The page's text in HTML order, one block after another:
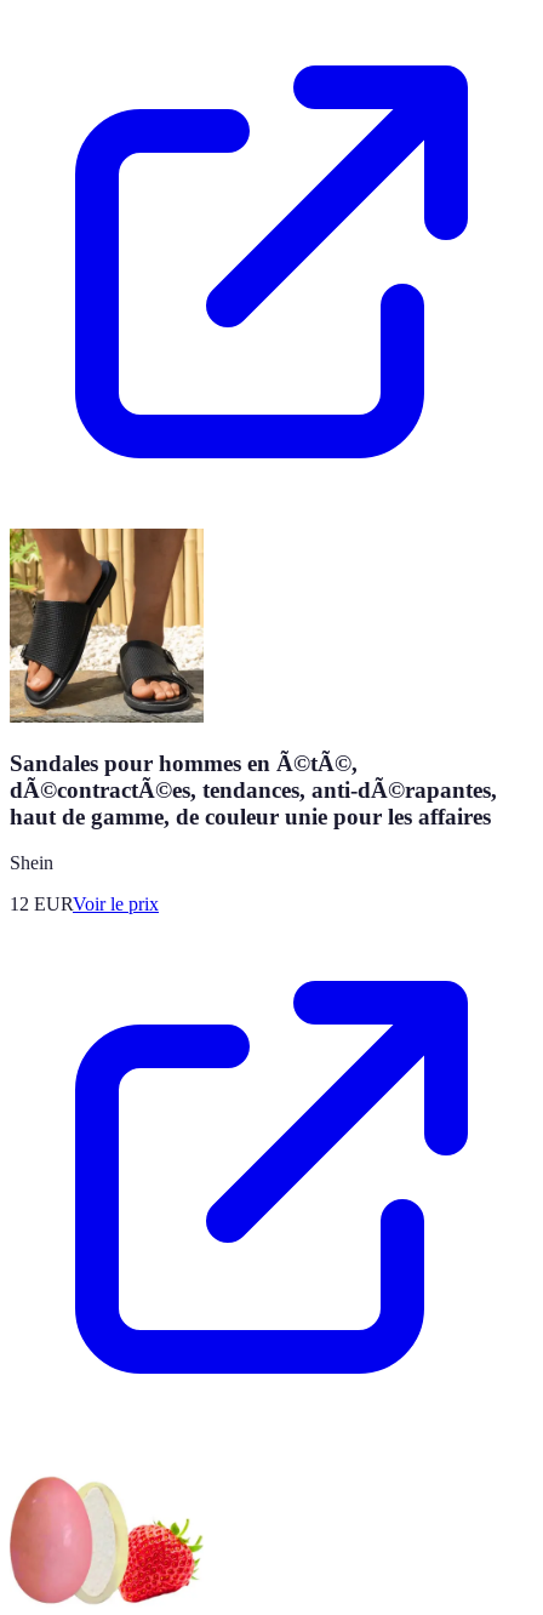
Sandales pour hommes en Ã©tÃ©,
dÃ©contractÃ©es, tendances, anti-dÃ©rapantes,
haut de gamme, de couleur unie pour les affaires
Shein
12 EURVoir le prix